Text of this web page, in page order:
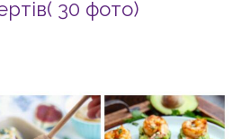
30 фото)